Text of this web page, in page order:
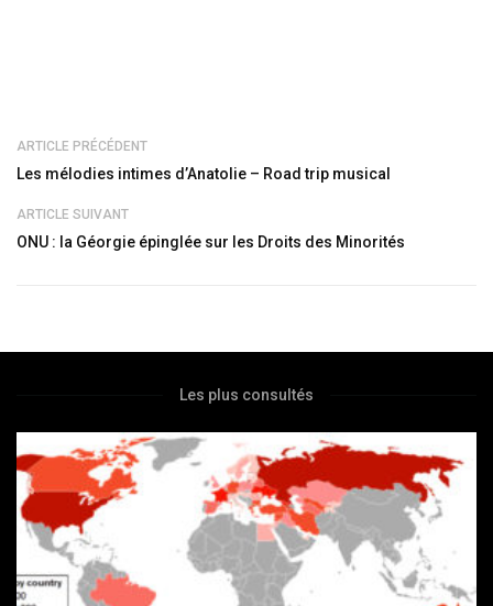
ARTICLE PRÉCÉDENT
Les mélodies intimes d’Anatolie – Road trip musical
ARTICLE SUIVANT
ONU : la Géorgie épinglée sur les Droits des Minorités
Les plus consultés